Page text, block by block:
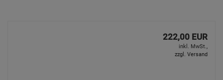
222,00 EUR
inkl. MwSt.,
zzgl. Versand